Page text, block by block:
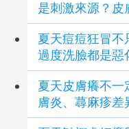
是刺激來源？皮
夏天痘痘狂冒不
過度洗臉都是惡
夏天皮膚癢不一
膚炎、蕁麻疹差